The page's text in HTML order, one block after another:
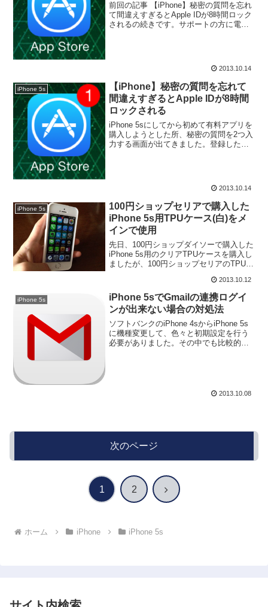
前回の記事 【iPhone】秘密の質問を忘れ
て間違えすぎるとApple IDが8時間ロック
されるの続きです。サポートの方に電話
2013.10.14
iPhone 5s
【iPhone】秘密の質問を忘れて
間違えすぎるとApple IDが8時間
ロックされる
iPhone 5sにしてから初めて有料アプリを
購入しようとした所、秘密の質問を2つ入
力する画面が出てきました。登録したの
2013.10.14
iPhone 5s
100円ショップセリアで購入した
iPhone 5s用TPUケース(白)をメ
インで使用
先日、100円ショップダイソーで購入した
iPhone 5s用のクリアTPUケースを購入し
ましたが、100円ショップセリアのTPUケ
ので、こちらをメインのケースとして使
用することに決めました。セリアで購...
2013.10.12
iPhone 5s
iPhone 5sでGmailの連携ログイ
ンが出来ない場合の対処法
ソフトバンクのiPhone 4sからiPhone 5s
に機種変更して、色々と初期設定を行う
必要がありました。その中でも比較的重
2013.10.08
次のページ
1 2 次
ホーム iPhone iPhone 5s